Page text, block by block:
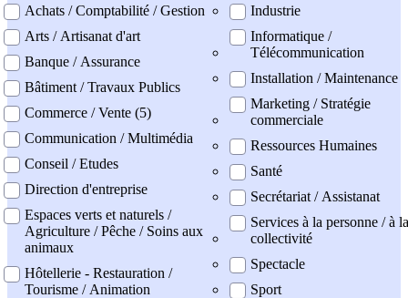
professionel
Achats / Comptabilité / Gestion
Arts / Artisanat d'art
Banque / Assurance
Bâtiment / Travaux Publics
Commerce / Vente (5)
Communication / Multimédia
Conseil / Etudes
Direction d'entreprise
Espaces verts et naturels /
Agriculture / Pêche / Soins aux
animaux
Hôtellerie - Restauration /
Tourisme / Animation
Industrie
Informatique /
Télécommunication
Installation / Maintenance
Marketing / Stratégie
commerciale
Ressources Humaines
Santé
Secrétariat / Assistanat
Services à la personne / à la
collectivité
Spectacle
Sport